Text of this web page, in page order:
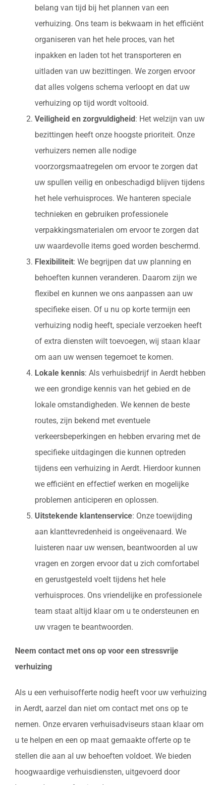
belang van tijd bij het plannen van een
verhuizing. Ons team is bekwaam in het efficiënt
organiseren van het hele proces, van het
inpakken en laden tot het transporteren en
uitladen van uw bezittingen. We zorgen ervoor
dat alles volgens schema verloopt en dat uw
verhuizing op tijd wordt voltooid.
Veiligheid en zorgvuldigheid : Het welzijn van uw
bezittingen heeft onze hoogste prioriteit. Onze
verhuizers nemen alle nodige
voorzorgsmaatregelen om ervoor te zorgen dat
uw spullen veilig en onbeschadigd blijven tijdens
het hele verhuisproces. We hanteren speciale
technieken en gebruiken professionele
verpakkingsmaterialen om ervoor te zorgen dat
uw waardevolle items goed worden beschermd.
Flexibiliteit: We begrijpen dat uw planning en
behoeften kunnen veranderen. Daarom zijn we
flexibel en kunnen we ons aanpassen aan uw
specifieke eisen. Of u nu op korte termijn een
verhuizing nodig heeft, speciale verzoeken heeft
of extra diensten wilt toevoegen, wij staan klaar
om aan uw wensen tegemoet te komen.
Lokale kennis: Als verhuisbedrijf in Aerdt hebben
we een grondige kennis van het gebied en de
lokale omstandigheden. We kennen de beste
routes, zijn bekend met eventuele
verkeersbeperkingen en hebben ervaring met de
specifieke uitdagingen die kunnen optreden
tijdens een verhuizing in Aerdt. Hierdoor kunnen
we efficiënt en effectief werken en mogelijke
problemen anticiperen en oplossen.
Uitstekende klantenservice: Onze toewijding
aan klanttevredenheid is ongeëvenaard. We
luisteren naar uw wensen, beantwoorden al uw
vragen en zorgen ervoor dat u zich comfortabel
en gerustgesteld voelt tijdens het hele
verhuisproces. Ons vriendelijke en professionele
team staat altijd klaar om u te ondersteunen en
uw vragen te beantwoorden.
Neem contact met ons op voor een stressvrije
verhuizing
Als u een verhuisofferte nodig heeft voor uw verhuizing
in Aerdt, aarzel dan niet om contact met ons op te
nemen. Onze ervaren verhuisadviseurs staan klaar om
u te helpen en een op maat gemaakte offerte op te
stellen die aan al uw behoeften voldoet. We bieden
hoogwaardige verhuisdiensten, uitgevoerd door